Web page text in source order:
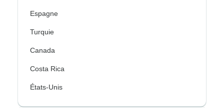
Espagne
Turquie
Canada
Costa Rica
États-Unis